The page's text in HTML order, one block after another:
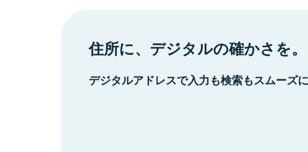
住所に、デジタルの確かさを。
デジタルアドレスで入力も検索もスムーズ